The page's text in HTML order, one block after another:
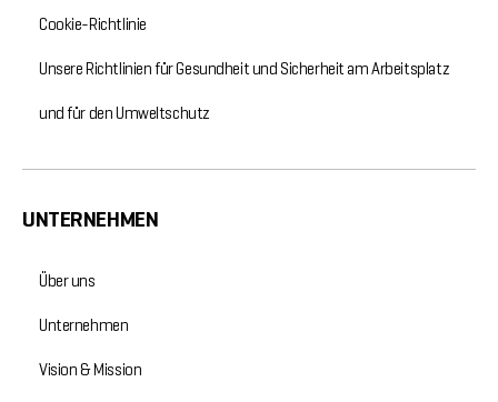
Cookie-Richtlinie
Unsere Richtlinien für Gesundheit und Sicherheit am Arbeitsplatz
und für den Umweltschutz
UNTERNEHMEN
Über uns
Unternehmen
Vision & Mission